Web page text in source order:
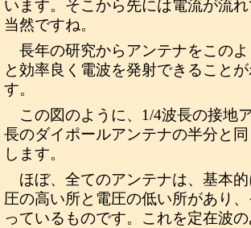
います。そこから先には電流が流
当然ですね。
長年の研究からアンテナをこの
と効率良く電波を発射できること
す。
この図のように、1/4波長の接地
長のダイポールアンテナの半分と
します。
ほぼ、全てのアンテナは、基本
圧の高い所と電圧の低い所があり
っているものです。これを定在波